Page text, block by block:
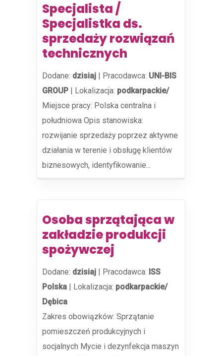
Specjalista /
Specjalistka ds.
sprzedaży rozwiązań
technicznych
Dodane: dzisiaj | Pracodawca: UNI-BIS
GROUP | Lokalizacja: podkarpackie/
Miejsce pracy: Polska centralna i
południowa Opis stanowiska:
rozwijanie sprzedaży poprzez aktywne
działania w terenie i obsługę klientów
biznesowych, identyfikowanie...
Osoba sprzątająca w
zakładzie produkcji
spożywczej
Dodane: dzisiaj | Pracodawca: ISS
Polska | Lokalizacja: podkarpackie/
Dębica
Zakres obowiązków: Sprzątanie
pomieszczeń produkcyjnych i
socjalnych Mycie i dezynfekcja maszyn